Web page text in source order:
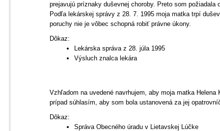
prejavujú príznaky duševnej choroby. Preto som
Podľa lekárskej správy z 28. 7. 1995 moja matka trpí
poruchy nie je vôbec schopná robiť právne úkony.
Dôkaz:
Lekárska správa z 28. júla 1995
Výsluch znalca lekára
Vzhľadom na uvedené navrhujem, aby moja matka
prípad súhlasím, aby som bola ustanovená za jej
Dôkaz:
Správa Obecného úradu v Lietavskej Lúčke